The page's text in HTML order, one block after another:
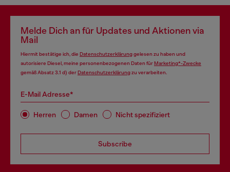
Melde Dich an für Updates und Aktionen via
Mail
Hiermit bestätige ich, die Datenschutzerklärunggelesen zu haben und
autorisiere Diesel, meine personenbezogenen Daten fürMarketing*-Zwecke
gemäß Absatz 3.1 d) derDatenschutzerklärungzu verarbeiten.
E-Mail Adresse*
Herren Damen Nicht spezifiziert
Subscribe